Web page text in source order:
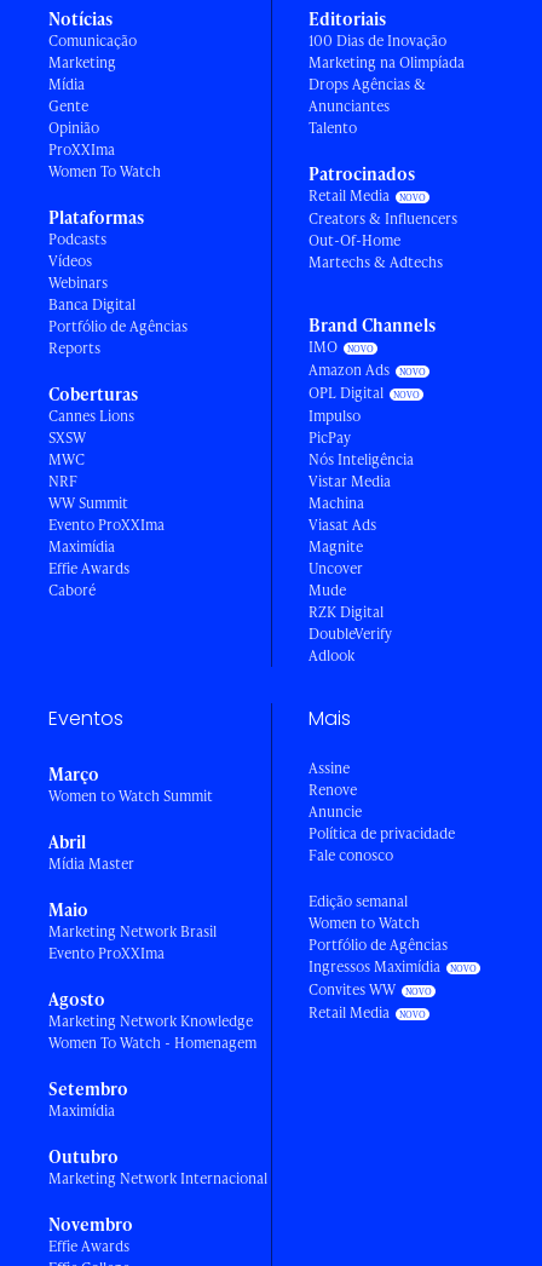
Notícias
Comunicação
Marketing
Mídia
Gente
Opinião
ProXXIma
Women To Watch
Plataformas
Podcasts
Vídeos
Webinars
Banca Digital
Portfólio de Agências
Reports
Coberturas
Cannes Lions
SXSW
MWC
NRF
WW Summit
Evento ProXXIma
Maximídia
Effie Awards
Caboré
Editoriais
100 Dias de Inovação
Marketing na Olimpíada
Drops Agências &
Anunciantes
Talento
Patrocinados
Retail Media
Creators & Influencers
Out-Of-Home
Martechs & Adtechs
Brand Channels
IMO
Amazon Ads
OPL Digital
Impulso
PicPay
Nós Inteligência
Vistar Media
Machina
Viasat Ads
Magnite
Uncover
Mude
RZK Digital
DoubleVerify
Adlook
Eventos
Março
Women to Watch Summit
Abril
Mídia Master
Maio
Marketing Network Brasil
Evento ProXXIma
Agosto
Marketing Network Knowledge
Women To Watch - Homenagem
Setembro
Maximídia
Outubro
Marketing Network Internacional
Novembro
Effie Awards
Mais
Assine
Renove
Anuncie
Política de privacidade
Fale conosco
Edição semanal
Women to Watch
Portfólio de Agências
Ingressos Maximídia
Convites WW
Retail Media